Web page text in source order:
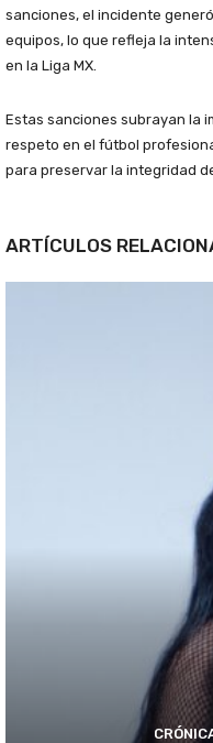
sanciones, el incidente
equipos, lo que refleja la
en la Liga MX.
Estas sanciones subrayan la
respeto en el fútbol
para preservar la integridad
ARTÍCULOS